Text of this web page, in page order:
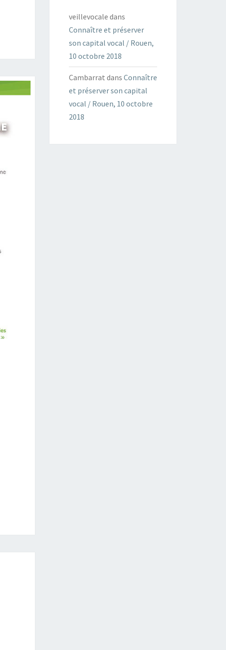
veillevocale dans
Connaître et préserver
son capital vocal / Rouen,
10 octobre 2018
Cambarrat dans Connaître
et préserver son capital
vocal / Rouen, 10 octobre
2018